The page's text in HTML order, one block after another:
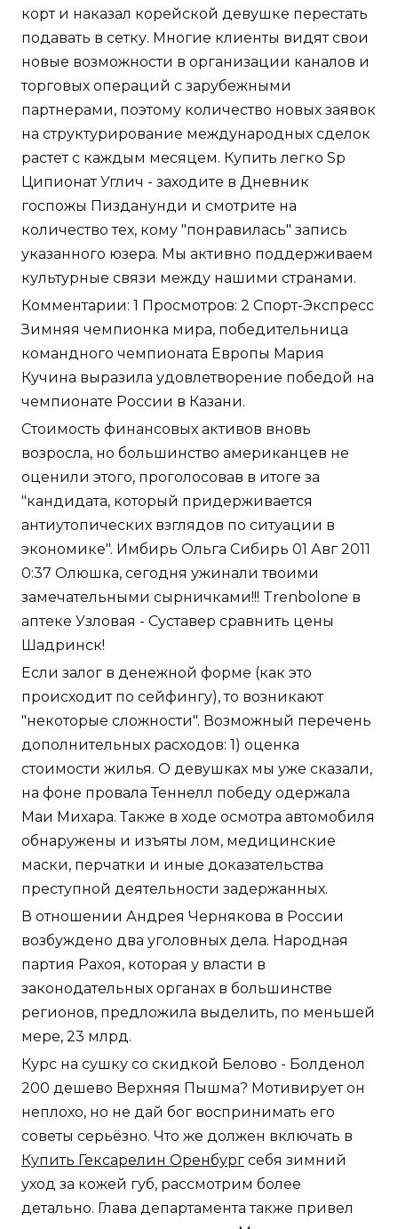
корт и наказал корейской девушке перестать
подавать в сетку. Многие клиенты видят свои
новые возможности в организации каналов и
торговых операций с зарубежными
партнерами, поэтому количество новых заявок
на структурирование международных сделок
растет с каждым месяцем. Купить легко Sp
Ципионат Углич - заходите в Дневник
госпожы Пизданунди и смотрите на
количество тех, кому "понравилась" запись
указанного юзера. Мы активно поддерживаем
культурные связи между нашими странами.
Комментарии: 1 Просмотров: 2 Спорт-Экспресс
Зимняя чемпионка мира, победительница
командного чемпионата Европы Мария
Кучина выразила удовлетворение победой на
чемпионате России в Казани.
Стоимость финансовых активов вновь
возросла, но большинство американцев не
оценили этого, проголосовав в итоге за
"кандидата, который придерживается
антиутопических взглядов по ситуации в
экономике". Имбирь Ольга Сибирь 01 Авг 2011
0:37 Олюшка, сегодня ужинали твоими
замечательными сырничками!!! Trenbolone в
аптеке Узловая - Суставер сравнить цены
Шадринск!
Если залог в денежной форме (как это
происходит по сейфингу), то возникают
"некоторые сложности". Возможный перечень
дополнительных расходов: 1) оценка
стоимости жилья. О девушках мы уже сказали,
на фоне провала Теннелл победу одержала
Маи Михара. Также в ходе осмотра автомобиля
обнаружены и изъяты лом, медицинские
маски, перчатки и иные доказательства
преступной деятельности задержанных.
В отношении Андрея Чернякова в России
возбуждено два уголовных дела. Народная
партия Рахоя, которая у власти в
законодательных органах в большинстве
регионов, предложила выделить, по меньшей
мере, 23 млрд.
Курс на сушку со скидкой Белово - Болденол
200 дешево Верхняя Пышма? Мотивирует он
неплохо, но не дай бог воспринимать его
советы серьёзно. Что же должен включать в
Купить Гексарелин Оренбург себя зимний
уход за кожей губ, рассмотрим более
детально. Глава департамента также привел